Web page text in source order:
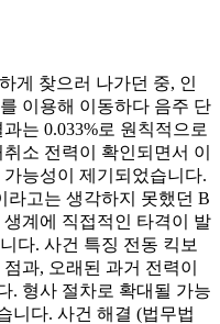
게 찾으러 나가던 중, 인
이용해 이동하다 음주 단
는 0.033%로 원칙적으로
소 전력이 확인되면서 이
능성이 제기되었습니다.
라고는 생각하지 못했던 B
계에 직접적인 타격이 발
다. 사건 특징 전동 킥보
과, 오래된 과거 전력이
. 형사 절차로 확대될 가능
니다. 사건 해결 (법무법